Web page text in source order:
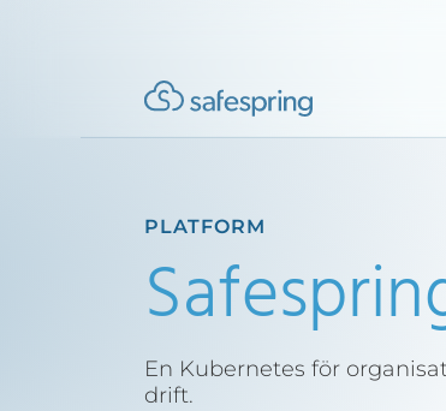
PLATFORM
En Kubernetes för
drift.